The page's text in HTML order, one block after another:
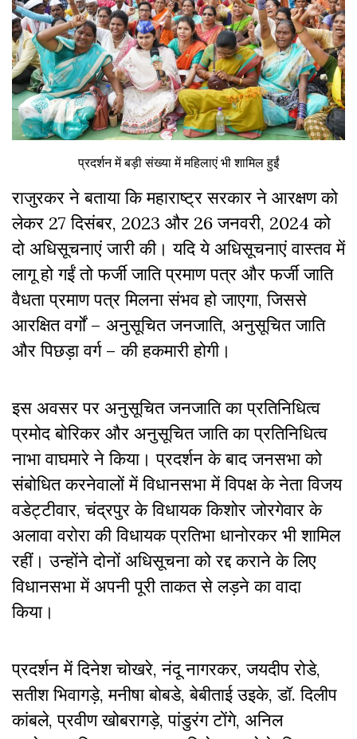
प्रदर्शन में बड़ी संख्या में महिलाएं भी शामिल हुईं
राजुरकर ने बताया कि महाराष्ट्र सरकार ने आरक्षण को
लेकर 27 दिसंबर, 2023 और 26 जनवरी, 2024 को
दो अधिसूचनाएं जारी की। यदि ये अधिसूचनाएं वास्तव में
लागू हो गईं तो फर्जी जाति प्रमाण पत्र और फर्जी जाति
वैधता प्रमाण पत्र मिलना संभव हो जाएगा, जिससे
आरक्षित वर्गों – अनुसूचित जनजाति, अनुसूचित जाति
और पिछड़ा वर्ग – की हकमारी होगी।
इस अवसर पर अनुसूचित जनजाति का प्रतिनिधित्व
प्रमोद बोरिकर और अनुसूचित जाति का प्रतिनिधित्व
नाभा वाघमारे ने किया। प्रदर्शन के बाद जनसभा को
संबोधित करनेवालों में विधानसभा में विपक्ष के नेता विजय
वडेट्टीवार, चंद्रपुर के विधायक किशोर जोरगेवार के
अलावा वरोरा की विधायक प्रतिभा धानोरकर भी शामिल
रहीं। उन्होंने दोनों अधिसूचना को रद्द कराने के लिए
विधानसभा में अपनी पूरी ताकत से लड़ने का वादा
किया।
प्रदर्शन में दिनेश चोखरे, नंदू नागरकर, जयदीप रोडे,
सतीश भिवागड़े, मनीषा बोबडे, बेबीताई उइके, डॉ. दिलीप
कांबले, प्रवीण खोबरागड़े, पांडुरंग टोंगे, अनिल